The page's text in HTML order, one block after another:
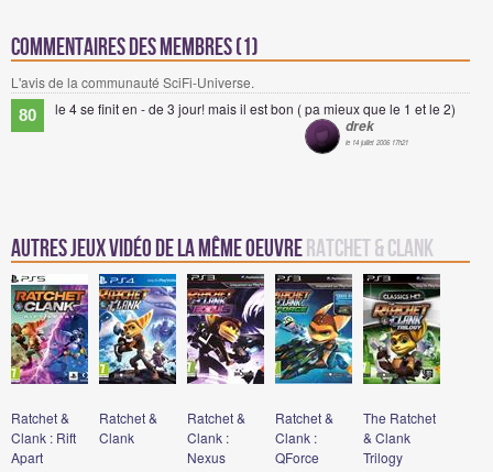
Commentaires des membres (1)
L'avis de la communauté SciFi-Universe.
80
le 4 se finit en - de 3 jour! mais il est bon ( pa mieux que le 1 et le 2)
drek
le 14 juillet 2006 17h21
Autres jeux vidéo de la même oeuvre Ratchet & Clank
Ratchet &
Clank : Rift
Apart
Ratchet &
Clank
Ratchet &
Clank :
Nexus
Ratchet &
Clank :
QForce
The Ratchet
& Clank
Trilogy